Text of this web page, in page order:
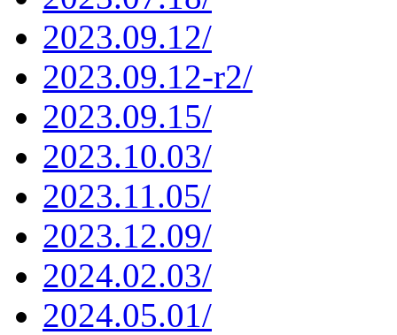
2023.09.12/
2023.09.12-r2/
2023.09.15/
2023.10.03/
2023.11.05/
2023.12.09/
2024.02.03/
2024.05.01/